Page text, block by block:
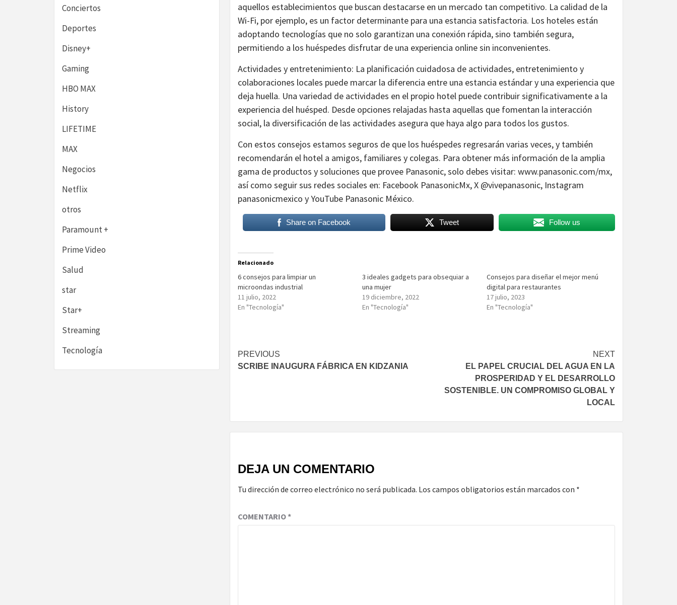
aquellos establecimientos que buscan destacarse en un mercado tan competitivo. La calidad de la
Wi-Fi, por ejemplo, es un factor determinante para una estancia satisfactoria. Los hoteles están
adoptando tecnologías que no solo garantizan una conexión rápida, sino también segura,
permitiendo a los huéspedes disfrutar de una experiencia online sin inconvenientes.
Actividades y entretenimiento: La planificación cuidadosa de actividades, entretenimiento y
colaboraciones locales puede marcar la diferencia entre una estancia estándar y una experiencia que
deja huella. Una variedad de actividades en el propio hotel puede contribuir significativamente a la
experiencia del huésped. Desde opciones relajadas hasta aquellas que fomentan la interacción
social, la diversificación de las actividades asegura que haya algo para todos los gustos.
Con estos consejos estamos seguros de que los huéspedes regresarán varias veces, y también
recomendarán el hotel a amigos, familiares y colegas. Para obtener más información de la amplia
gama de productos y soluciones que provee Panasonic, solo debes visitar: www.panasonic.com/mx,
así como seguir sus redes sociales en: Facebook PanasonicMx, X @vivepanasonic, Instagram
panasonicmexico y YouTube Panasonic México.
Share on Facebook Tweet Follow us
Relacionado
6 consejos para limpiar un
microondas industrial
11 julio, 2022
En "Tecnología"
3 ideales gadgets para obsequiar a
una mujer
19 diciembre, 2022
En "Tecnología"
Consejos para diseñar el mejor menú
digital para restaurantes
17 julio, 2023
En "Tecnología"
Post
navigation
PREVIOUS
SCRIBE INAUGURA FÁBRICA EN KIDZANIA
NEXT
EL PAPEL CRUCIAL DEL AGUA EN LA
PROSPERIDAD Y EL DESARROLLO
SOSTENIBLE. UN COMPROMISO GLOBAL Y
LOCAL
DEJA UN COMENTARIO
Tu dirección de correo electrónico no será publicada. Los campos obligatorios están marcados con *
COMENTARIO*
Conciertos
Deportes
Disney+
Gaming
HBO MAX
History
LIFETIME
MAX
Negocios
Netflix
otros
Paramount +
Prime Video
Salud
star
Star+
Streaming
Tecnología